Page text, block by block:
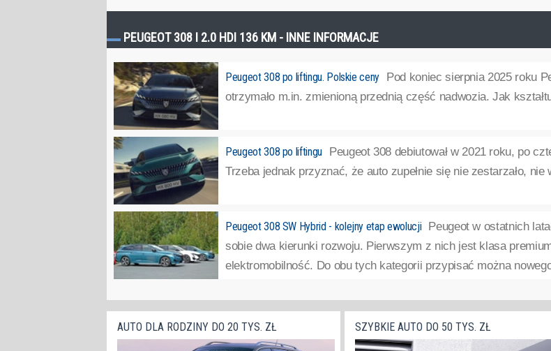
PEUGEOT 308 I 2.0 HDI 136 KM - INNE INFORMACJE
Peugeot 308 po liftingu. Polskie ceny Pod koniec sierpnia 2025 roku
otrzymało m.in. zmienioną przednią część nadwozia. Jak
Peugeot 308 po liftingu Peugeot 308 debiutował w 2021 roku, po
Trzeba jednak przyznać, że auto zupełnie się nie zestarzało,
Peugeot 308 SW Hybrid - kolejny etap ewolucji Peugeot w ostatnich
sobie dwa kierunki rozwoju. Pierwszym z nich jest klasa
elektromobilność. Do obu tych kategorii przypisać można
AUTO DLA RODZINY DO 20 TYS. ZŁ SZYBKIE AUTO DO 50 TYS. ZŁ